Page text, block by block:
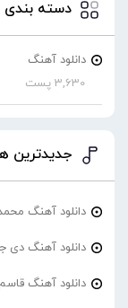
دسته بندی
دانلود آهنگ
3,630 پست
جدیدترین
دانلود آهنگ
دانلود آهنگ دی
دانلود آهنگ